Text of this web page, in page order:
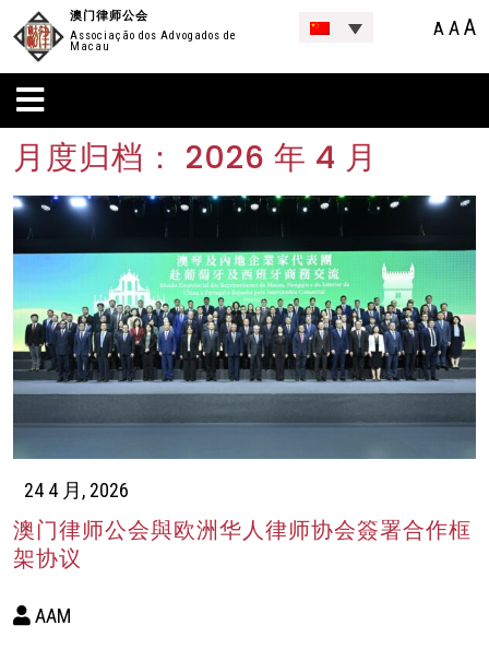
澳门律师公会
Associação dos Advogados de
Macau
A AA
月度归档： 2026 年 4 月
24 4 月, 2026
澳门律师公会與欧洲华人律师协会簽署合作框
架协议
AAM